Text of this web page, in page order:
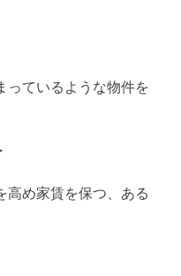
っているような物件を
高め家賃を保つ、ある